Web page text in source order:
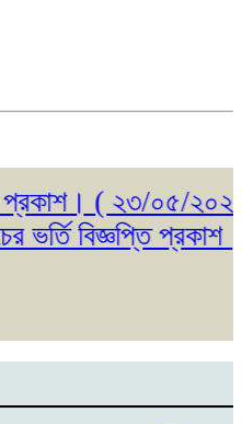
( ২৩/০৫/২০২৬ )
বিজ্ঞপ্তি প্রকাশ।